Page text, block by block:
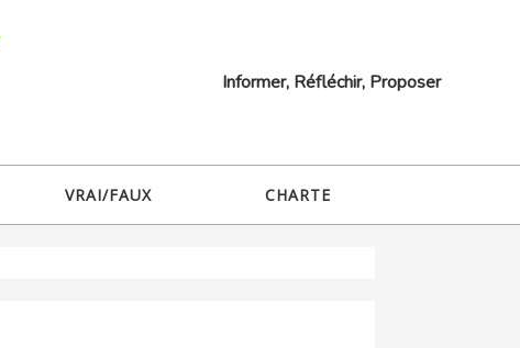
Informer, Réfléchir, Proposer
VRAI/FAUX CHARTE